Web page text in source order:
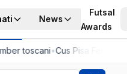
News
Futsal
Awards
toscani•Cus Pisa